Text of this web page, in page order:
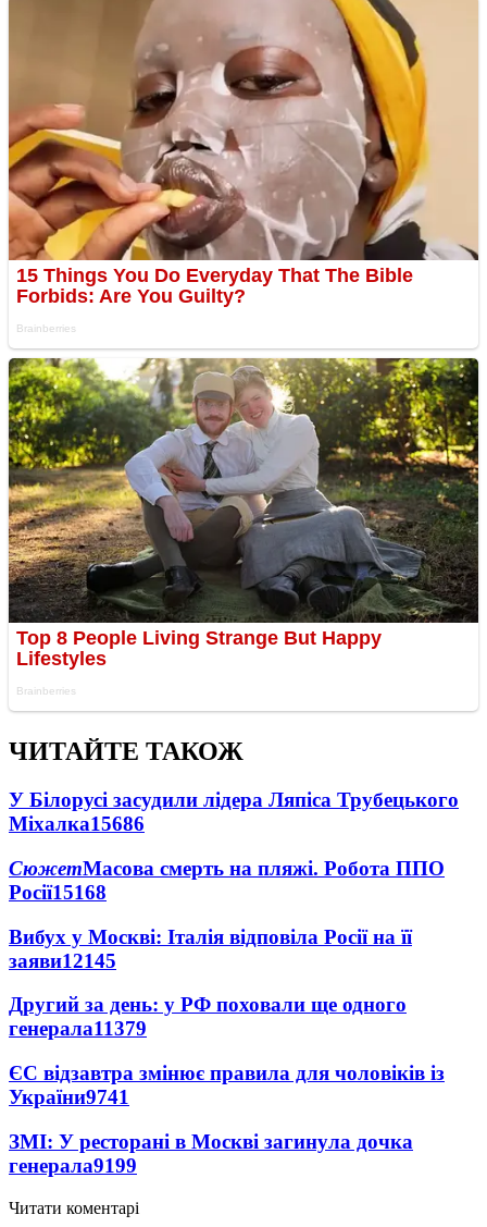
ЧИТАЙТЕ ТАКОЖ
У Білорусі засудили лідера Ляпіса Трубецького
Міхалка15686
СюжетМасова смерть на пляжі. Робота ППО
Росії15168
Вибух у Москві: Італія відповіла Росії на її
заяви12145
Другий за день: у РФ поховали ще одного
генерала11379
ЄС відзавтра змінює правила для чоловіків із
України9741
ЗМІ: У ресторані в Москві загинула дочка
генерала9199
Читати коментарі